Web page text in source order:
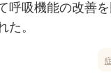
呼吸機能の改善
。